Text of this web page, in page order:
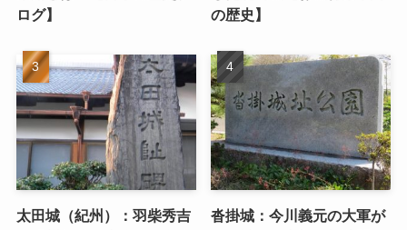
ログ】
の歴史】
太田城（紀州）：羽柴秀吉
沓掛城：今川義元の大軍が